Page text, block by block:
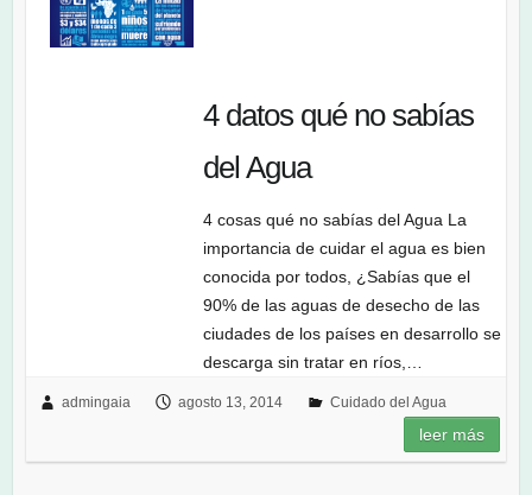
4 datos qué no sabías
del Agua
4 cosas qué no sabías del Agua La
importancia de cuidar el agua es bien
conocida por todos, ¿Sabías que el
90% de las aguas de desecho de las
ciudades de los países en desarrollo se
descarga sin tratar en ríos,…
admingaia agosto 13, 2014 Cuidado del Agua
leer más